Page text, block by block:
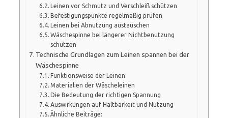
Leinen vor Schmutz und Verschleiß schützen
Befestigungspunkte regelmäßig prüfen
Leinen bei Abnutzung austauschen
Wäschespinne bei längerer Nichtbenutzung
schützen
Technische Grundlagen zum Leinen spannen bei der
Wäschespinne
Funktionsweise der Leinen
Materialien der Wäscheleinen
Die Bedeutung der richtigen Spannung
Auswirkungen auf Haltbarkeit und Nutzung
Ähnliche Beiträge: